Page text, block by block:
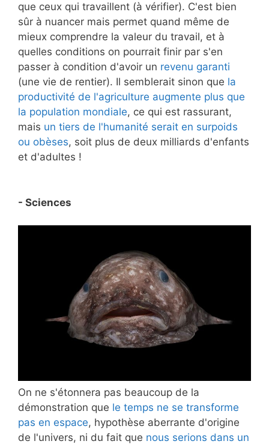
que ceux qui travaillent (à vérifier). C'est bien
sûr à nuancer mais permet quand même de
mieux comprendre la valeur du travail, et à
quelles conditions on pourrait finir par s'en
passer à condition d'avoir un revenu garanti
(une vie de rentier). Il semblerait sinon que la
productivité de l'agriculture augmente plus que
la population mondiale, ce qui est rassurant,
mais un tiers de l'humanité serait en surpoids
ou obèses, soit plus de deux milliards d'enfants
et d'adultes !
- Sciences
On ne s'étonnera pas beaucoup de la
démonstration que le temps ne se transforme
pas en espace, hypothèse aberrante d'origine
de l'univers, ni du fait que nous serions dans un